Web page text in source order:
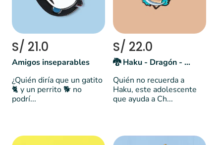
S/ 21.0
Amigos inseparables
¿Quién diría que un gatito
🐈 y un perrito 🐕 no
podrí...
S/ 22.0
🐉 Haku - Dragón - El viaje de Chihiro
Quién no recuerda a
Haku, este adolescente
que ayuda a Ch...